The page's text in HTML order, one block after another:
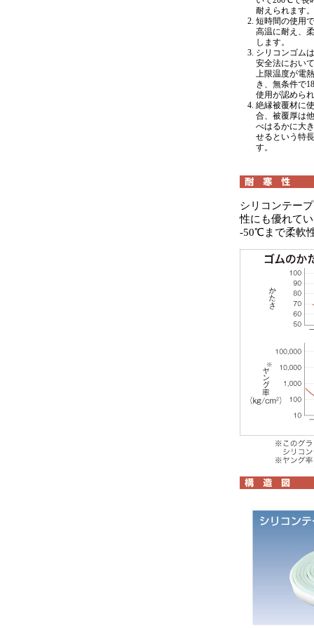
耐えられます。
短時間の使用
高温に耐え、
します。
シリコンゴム
安全法におい
上限温度が電
き、無条件で
使用が認めら
絶縁被覆材に
合、被覆厚は
べはるかに大
せるという特
す。
シリコンテー
性にも優れて
-50℃まで柔軟